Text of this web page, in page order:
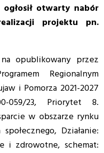
otwarty nabór
projektu pn.
opublikowany przez
Regionalnym
i Pomorza 2021-2027
059/23, Priorytet 8.
w obszarze rynku
Działanie:
i zdrowotne, schemat: